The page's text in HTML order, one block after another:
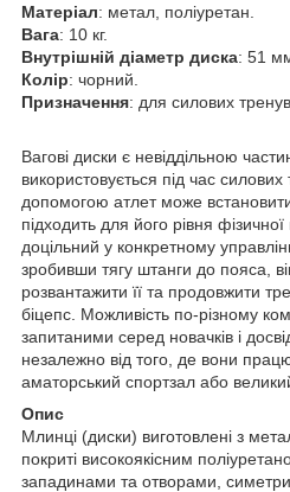
Матеріал: метал, поліуретан.
Вага: 10 кг.
Внутрішній діаметр диска: 51
Колір: чорний.
Призначення: для силових
Вагові диски є невіддільною
використовується під час
допомогою атлет може
підходить для його рівня фізичної
доцільний у конкретному
зробивши тягу штанги до пояса,
розвантажити її та продовжити
біцепс. Можливість по-різному
запитаними серед новачків і
незалежно від того, де вони
аматорський спортзал або
Опис
Млинці (диски) виготовлені з
покриті високоякісним
западинами та отворами,